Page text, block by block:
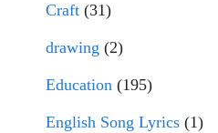
Craft (31)
drawing (2)
Education (195)
English Song Lyrics (1)